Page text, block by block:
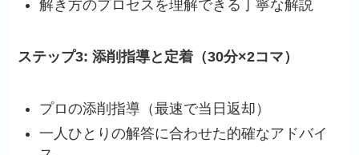
解き方のプロセスを理解できる丁寧な解説
ステップ3: 添削指導と定着（30分×2コマ）
プロの添削指導（最速で当日返却）
一人ひとりの解答に合わせた的確なアドバイ